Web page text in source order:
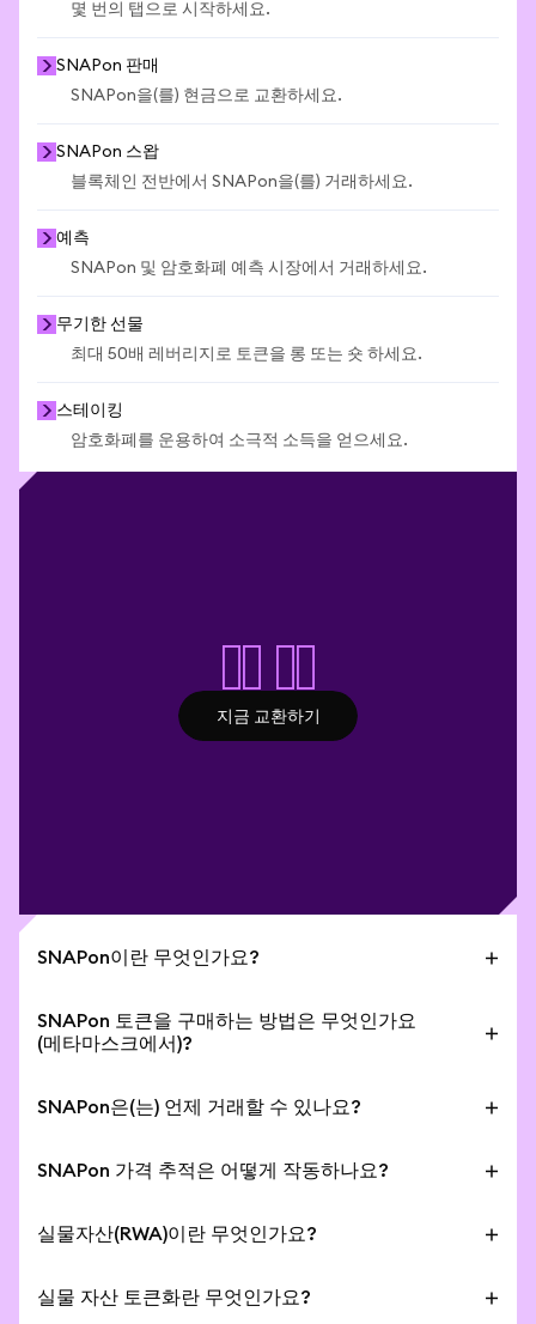
몇 번의 탭으로 시작하세요.
SNAPon 판매
SNAPon을(를) 현금으로 교환하세요.
SNAPon 스왑
블록체인 전반에서 SNAPon을(를) 거래하세요.
예측
SNAPon 및 암호화폐 예측 시장에서 거래하세요.
무기한 선물
최대 50배 레버리지로 토큰을 롱 또는 숏 하세요.
스테이킹
암호화폐를 운용하여 소극적 소득을 얻으세요.
지금 교환하기
SNAPon이란 무엇인가요?
권을 나타내는 토큰화된 실물 자산입니다. 토큰화된 자
산, 즉 실물자산(RWA)은 스마트 컨트랙트를 통해
하는 기초 자산과 1:1로 뒷받침되며, 이 가치로 판매할
주요 특징:
- 추가 가입 불필요.
19:59 ET까지 하루 24시간 Ondo 토큰화된 실물 자산
SNAPon 토큰을 구매하는 방법은 무엇인가요
(메타마스크에서)?
2. 스왑을 탭합니다.
4. 거래를 검토하고 제출을 탭합니다.
SNAPon은(는) 언제 거래할 수 있나요?
며, 매주 일요일 오후 8시 05분(미국 동부 시간, 뉴욕 기
영됩니다. SNAPon의 P2P 전송은 주말 및 공휴일을 포
SNAPon 가격 추적은 어떻게 작동하나요?
포저를 제공하며, 통합된Chainlink
실물자산(RWA)이란 무엇인가요?
재, 통화, 부동산 등을 포함한 실물 자산의 토큰화된 버
실물 자산 토큰화란 무엇인가요?